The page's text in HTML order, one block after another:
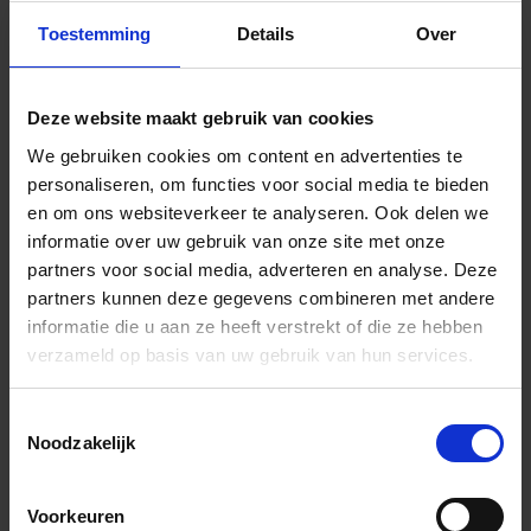
Toestemming Details Over
Deze website maakt gebruik van cookies
We gebruiken cookies om content en advertenties te
personaliseren, om functies voor social media te bieden
en om ons websiteverkeer te analyseren. Ook delen we
informatie over uw gebruik van onze site met onze
partners voor social media, adverteren en analyse. Deze
partners kunnen deze gegevens combineren met andere
informatie die u aan ze heeft verstrekt of die ze hebben
verzameld op basis van uw gebruik van hun services.
Noodzakelijk
Voorkeuren
Previous
Bijpassende afwerklijsten en hoeken